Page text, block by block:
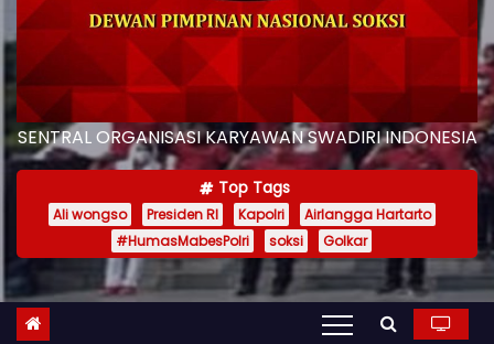
SENTRAL ORGANISASI KARYAWAN SWADIRI INDONESIA
Top Tags
Ali wongso Presiden RI Kapolri
Airlangga Hartarto
#HumasMabesPolri
soksi Golkar